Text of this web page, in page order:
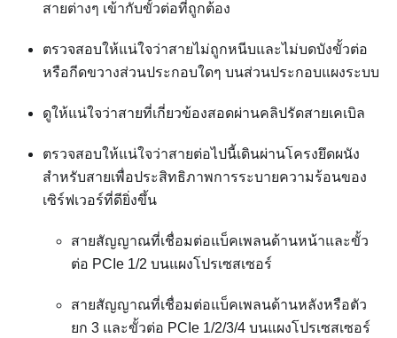
สายต่างๆ เข้ากับขั้วต่อที่ถูกต้อง
ตรวจสอบให้แน่ใจว่าสายไม่ถูกหนีบและไม่บดบังขั้วต่อ
หรือกีดขวางส่วนประกอบใดๆ บนส่วนประกอบแผงระบบ
ดูให้แน่ใจว่าสายที่เกี่ยวข้องสอดผ่านคลิปรัดสายเคเบิล
ตรวจสอบให้แน่ใจว่าสายต่อไปนี้เดินผ่านโครงยึดผนัง
สำหรับสายเพื่อประสิทธิภาพการระบายความร้อนของ
เซิร์ฟเวอร์ที่ดียิ่งขึ้น
สายสัญญาณที่เชื่อมต่อแบ็คเพลนด้านหน้าและขั้ว
ต่อ PCIe 1/2 บนแผงโปรเซสเซอร์
สายสัญญาณที่เชื่อมต่อแบ็คเพลนด้านหลังหรือตัว
ยก 3 และขั้วต่อ PCIe 1/2/3/4 บนแผงโปรเซสเซอร์